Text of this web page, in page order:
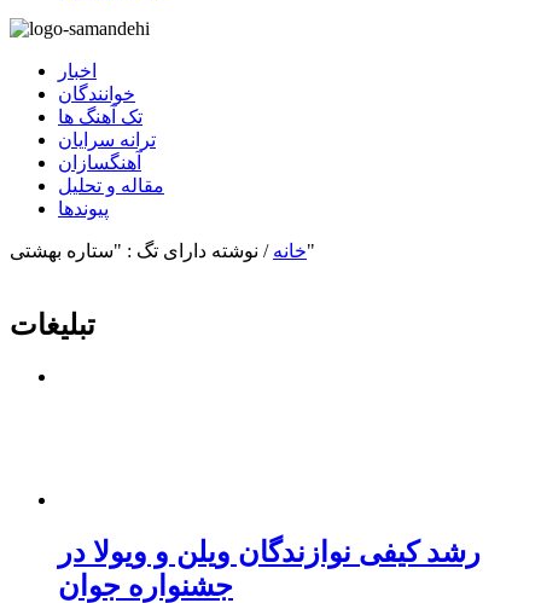
اخبار
خوانندگان
تک آهنگ ها
ترانه سرایان
آهنگسازان
مقاله و تحلیل
پیوندها
خانه / نوشته دارای تگ : "ستاره بهشتی"
تبلیغات
رشد کیفی نوازندگان ویلن و ویولا در
جشنواره جوان